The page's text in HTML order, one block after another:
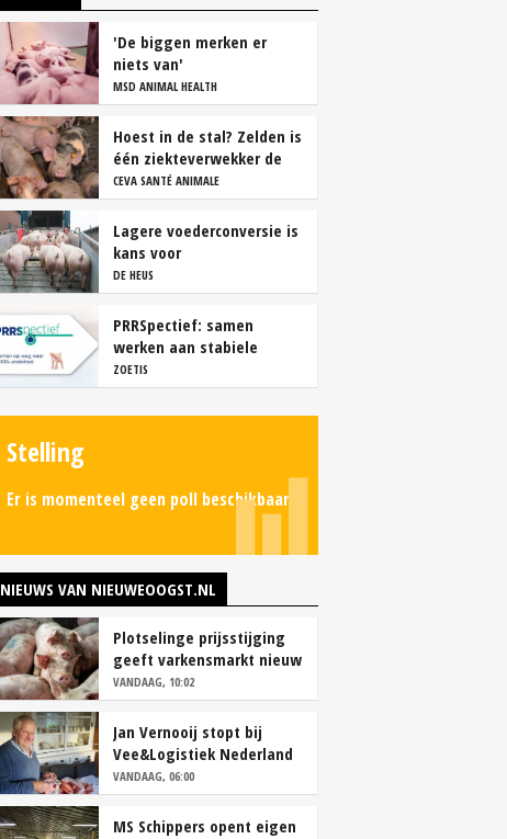
'De biggen merken er
niets van'
MSD ANIMAL HEALTH
Hoest in de stal? Zelden is
één ziekteverwekker de
oorzaak
CEVA SANTÉ ANIMALE
Lagere voederconversie is
kans voor
vleesvarkenshouders
DE HEUS
PRRSpectief: samen
werken aan stabiele
resultaten
ZOETIS
Stelling
Er is momenteel geen poll beschikbaar.
NIEUWS VAN NIEUWEOOGST.NL
Plotselinge prijsstijging
geeft varkensmarkt nieuw
perspectief
VANDAAG, 10:02
Jan Vernooij stopt bij
Vee&Logistiek Nederland
VANDAAG, 06:00
MS Schippers opent eigen